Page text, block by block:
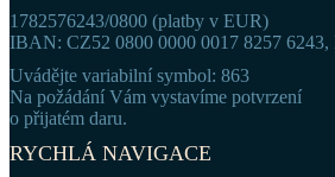
1782576243/0800 (platby v EUR)
IBAN: CZ52 0800 0000 0017 8257
Uvádějte variabilní symbol: 863
Na požádání Vám vystavíme potvrzení
o přijatém daru.
RYCHLÁ NAVIGACE